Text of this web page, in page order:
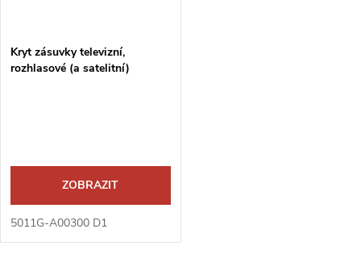
Kryt zásuvky televizní,
rozhlasové (a satelitní)
ZOBRAZIT
5011G-A00300 D1